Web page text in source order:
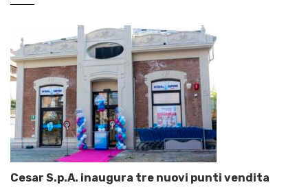
Cesar S.p.A. inaugura tre nuovi punti vendita